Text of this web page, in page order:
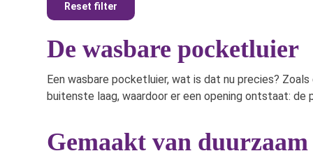
Reset filter
De wasbare pocketluier
Een wasbare pocketluier, wat is dat nu precies?
buitenste laag, waardoor er een opening ontstaat: de
Gemaakt van